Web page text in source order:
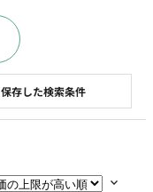
保存した検索条件